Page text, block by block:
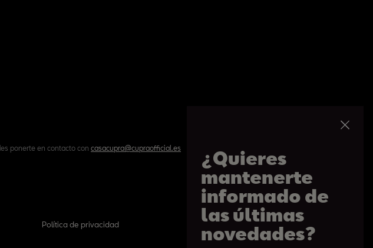
¿Quieres
mantenerte
informado de
las últimas
novedades?
ponerte en contacto con casacupra@cupraofficial.es
Política de privacidad Politíca de cookies